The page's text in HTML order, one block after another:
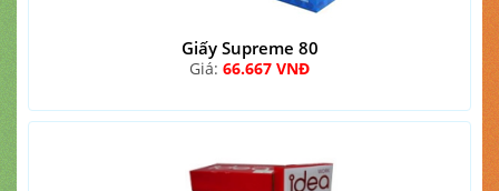
Giấy Supreme 80
Giá: 66.667 VNĐ